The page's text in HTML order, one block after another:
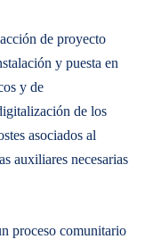
de proyecto
y puesta en
y de
de los
asociados al
auxiliares necesarias
proceso comunitario